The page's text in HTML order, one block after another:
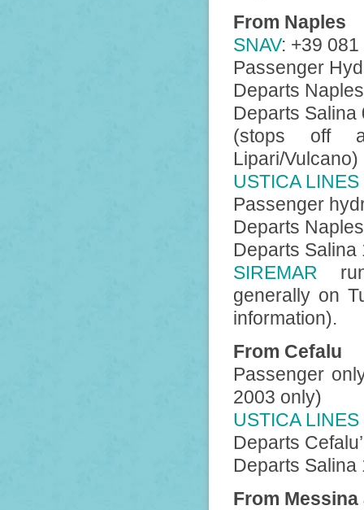
From Naples
SNAV: +39
Passenger
Departs
Departs Salina
(stops off
Lipari/Vulcano)
USTICA LINES
Passenger
Departs
Departs
SIREMAR run
generally on
information).
From Cefalu
Passenger
2003 only)
USTICA LINES
Departs
Departs Salina
From